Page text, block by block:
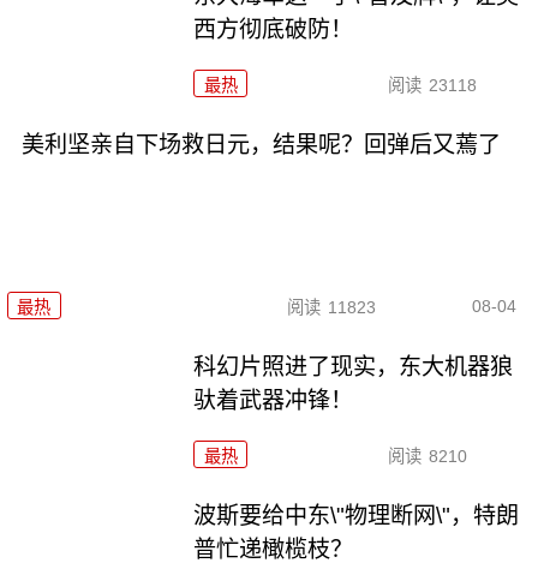
西方彻底破防！
最热 阅读 23118
美利坚亲自下场救日元，结果呢？回弹后又蔫了
最热 阅读 11823 08-04
科幻片照进了现实，东大机器狼
驮着武器冲锋！
最热 阅读 8210
波斯要给中东\"物理断网\"，特朗
普忙递橄榄枝？